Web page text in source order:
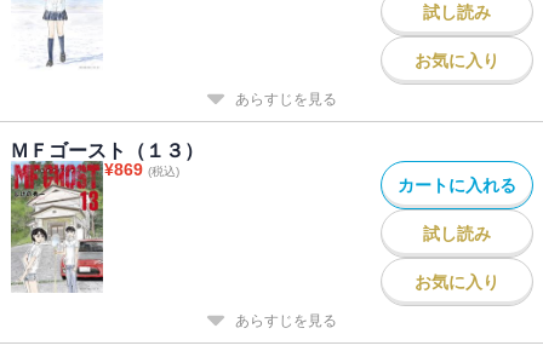
試し読み
お気に入り
あらすじを見る
ＭＦゴースト（１３）
¥869 (税込)
カートに入れる
試し読み
お気に入り
あらすじを見る